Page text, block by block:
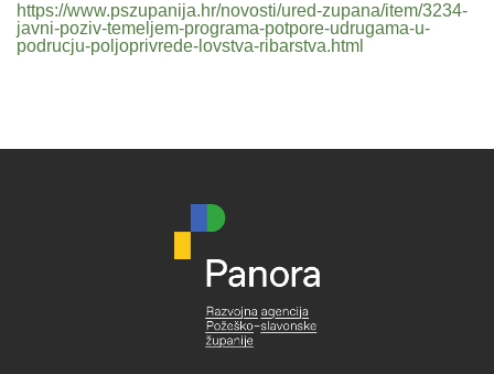
https://www.pszupanija.hr/novosti/ured-zupana/item/3234-
javni-poziv-temeljem-programa-potpore-udrugama-u-
podrucju-poljoprivrede-lovstva-ribarstva.html